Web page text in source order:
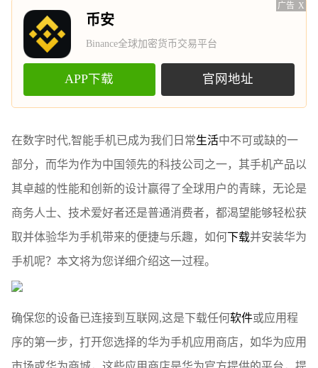
广告 X
币安
Binance全球加密货币交易平台
APP下载 官网地址
在数字时代,智能手机已成为我们日常生活中不可或缺的一
部分，而华为作为中国领先的科技公司之一，其手机产品以
其卓越的性能和创新的设计赢得了全球用户的青睐，无论是
商务人士、技术爱好者还是普通消费者，都渴望能够轻松获
取并体验华为手机带来的便捷与乐趣，如何下载并安装华为
手机呢？本文将为您详细介绍这一过程。
确保您的设备已连接到互联网,这是下载任何软件或应用程
序的第一步，打开您选择的华为手机应用商店，如华为应用